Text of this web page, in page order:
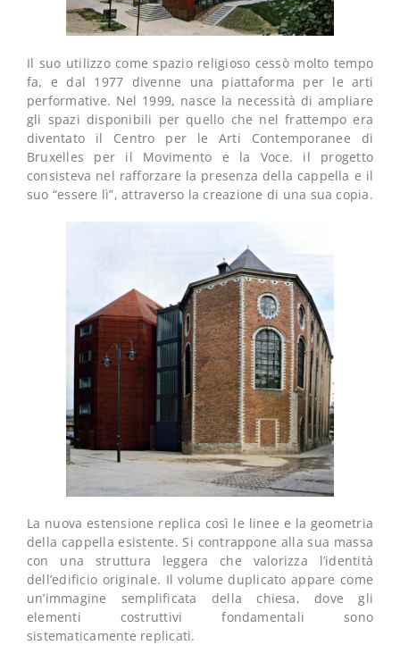
Il suo utilizzo come spazio religioso cessò molto tempo
fa, e dal 1977 divenne una piattaforma per le arti
performative. Nel 1999, nasce la necessità di ampliare
gli spazi disponibili per quello che nel frattempo era
diventato il Centro per le Arti Contemporanee di
Bruxelles per il Movimento e la Voce. il progetto
consisteva nel rafforzare la presenza della cappella e il
suo “essere lì”, attraverso la creazione di una sua copia.
La nuova estensione replica così le linee e la geometria
della cappella esistente. Si contrappone alla sua massa
con una struttura leggera che valorizza l’identità
dell’edificio originale. Il volume duplicato appare come
un’immagine semplificata della chiesa, dove gli
elementi costruttivi fondamentali sono
sistematicamente replicati.